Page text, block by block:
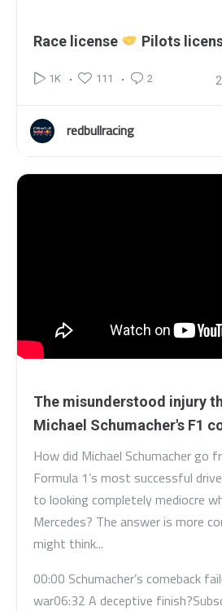
Race license Pilots
1K 111 2
redbullracing
The misunderstood injury
Michael Schumacher's F1
How did Michael Schumacher go
Formula 1’s most successful
to looking completely mediocre
Mercedes? The answer is more
might think...
00:00 Schumacher’s comeback
war06:32 A deceptive finish?